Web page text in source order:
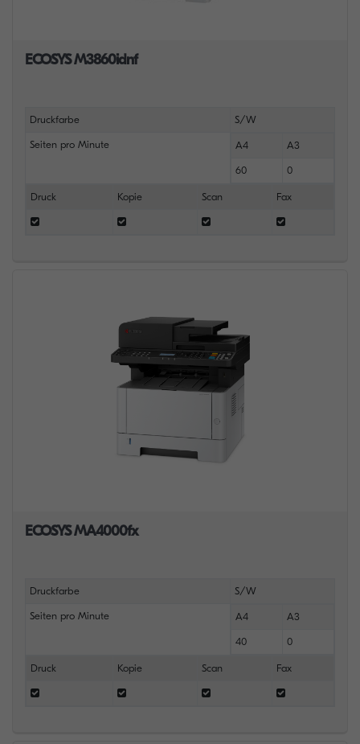
ECOSYS M3860idnf
Druckfarbe S/W
Seiten pro Minute A4 A3
60 0
Druck Kopie Scan Fax
ECOSYS MA4000fx
Druckfarbe S/W
Seiten pro Minute A4 A3
40 0
Druck Kopie Scan Fax